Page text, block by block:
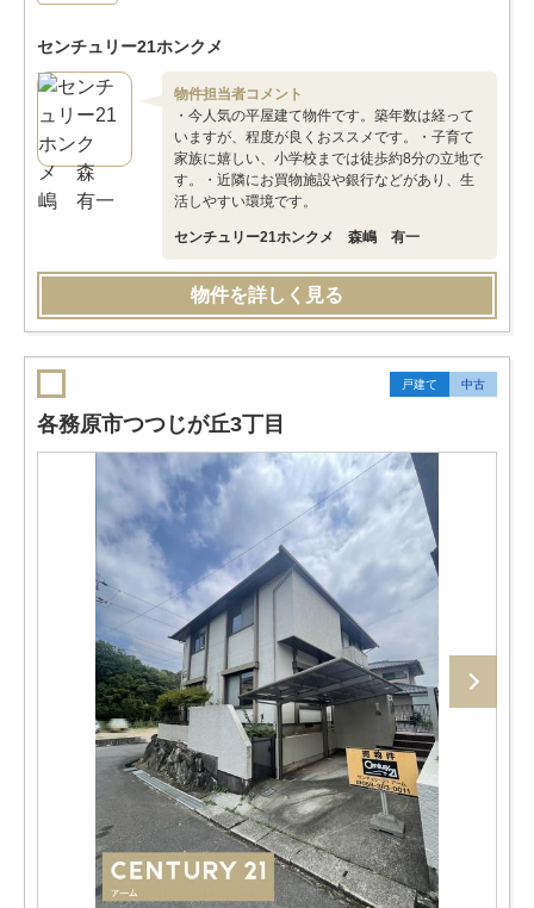
センチュリー21ホンクメ
物件担当者コメント
・今人気の平屋建て物件です。築年数は経って
いますが、程度が良くおススメです。・子育て
家族に嬉しい、小学校までは徒歩約8分の立地で
す。・近隣にお買物施設や銀行などがあり、生
活しやすい環境です。
センチュリー21ホンクメ 森嶋 有一
物件を詳しく見る
戸建て 中古
各務原市つつじが丘3丁目